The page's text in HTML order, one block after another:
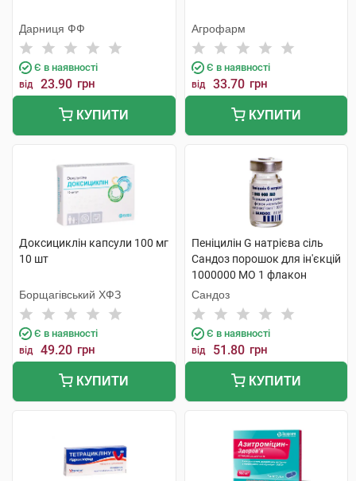
Дарниця ФФ
Є в наявності
від 23.90 грн
КУПИТИ
Агрофарм
Є в наявності
від 33.70 грн
КУПИТИ
Доксициклін капсули 100 мг
10 шт
Борщагівський ХФЗ
Є в наявності
від 49.20 грн
КУПИТИ
Пеніцилін G натрієва сіль
Сандоз порошок для ін'єкцій
1000000 МО 1 флакон
Сандоз
Є в наявності
від 51.80 грн
КУПИТИ